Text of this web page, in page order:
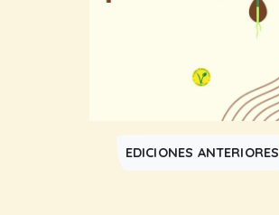
EDICIONES ANTERIORES